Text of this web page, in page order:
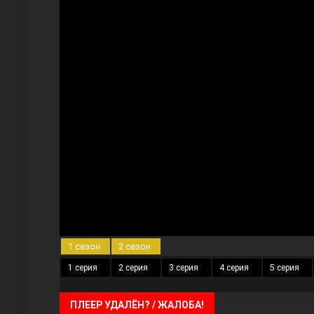
Ветреный холм
1 сезон 2 сезон
1 серия 2 серия 3 серия 4 серия 5 серия
ПЛЕЕР УДАЛЁН? / ЖАЛОБА!